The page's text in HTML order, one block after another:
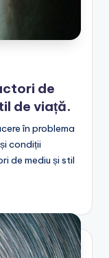
de
de viață.
în problema
condiții
de mediu și stil